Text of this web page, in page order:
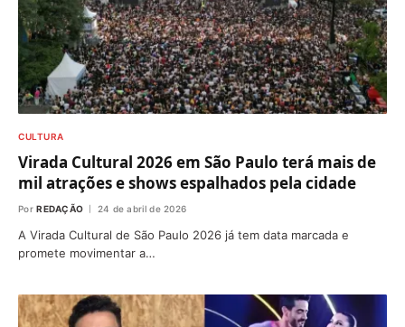
CULTURA
Virada Cultural 2026 em São Paulo terá mais de
mil atrações e shows espalhados pela cidade
Por REDAÇÃO 24 de abril de 2026
A Virada Cultural de São Paulo 2026 já tem data marcada e
promete movimentar a…